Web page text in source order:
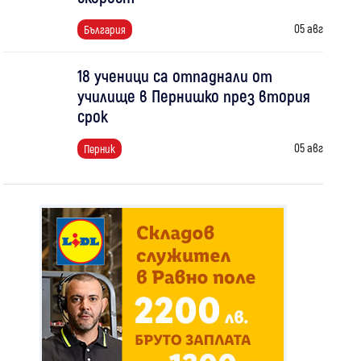
България 05 авг
18 ученици са отпаднали от
училище в Пернишко през втория
срок
Перник 05 авг